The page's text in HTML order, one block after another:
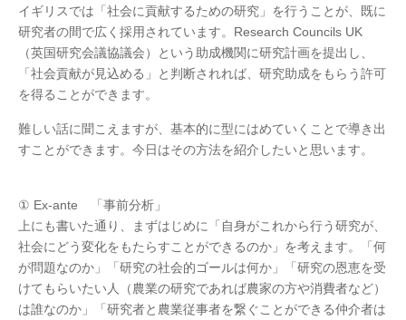
イギリスでは「社会に貢献するための研究」を行うことが、既に
研究者の間で広く採用されています。Research Councils UK
（英国研究会議協議会）という助成機関に研究計画を提出し、
「社会貢献が見込める」と判断されれば、研究助成をもらう許可
を得ることができます。
難しい話に聞こえますが、基本的に型にはめていくことで導き出
すことができます。今日はその方法を紹介したいと思います。
① Ex-ante 「事前分析」
上にも書いた通り、まずはじめに「自身がこれから行う研究が、
社会にどう変化をもたらすことができるのか」を考えます。「何
が問題なのか」「研究の社会的ゴールは何か」「研究の恩恵を受
けてもらいたい人（農業の研究であれば農家の方や消費者など）
は誰なのか」「研究者と農業従事者を繋ぐことができる仲介者は